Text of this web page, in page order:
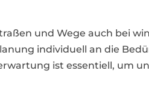
und Wege auch bei
individuell an die
ist essentiell, um